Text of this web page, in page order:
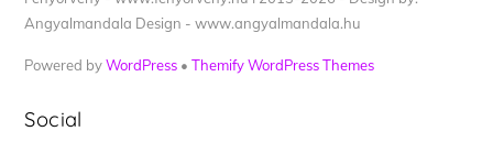
Angyalmandala Design - www.angyalmandala.hu
Powered byWordPress •Themify WordPress Themes
Social